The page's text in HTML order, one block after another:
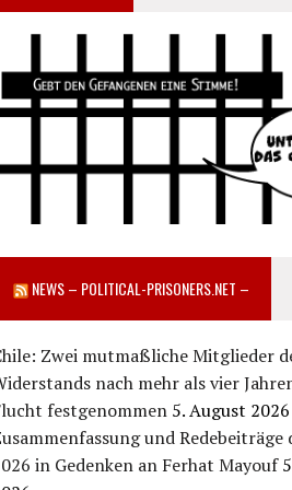
NEWS – POLITICAL-PRISONERS.NET –
Zwei mutmaßliche Mitglieder
nach mehr als vier
festgenommen 5. August 2026
und Redebeiträge
in Gedenken an Ferhat Mayouf